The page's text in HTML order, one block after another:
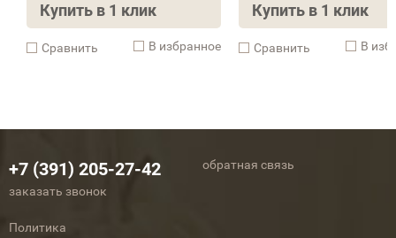
Купить в 1 клик
Cравнить В избранное
Купить в 1 клик
Cравнить В
+7 (391) 205-27-42
заказать звонок
обратная связь
Политика